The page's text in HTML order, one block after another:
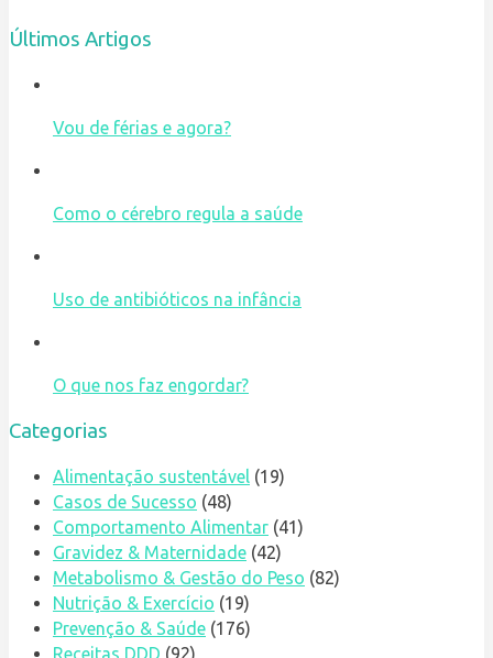
Últimos Artigos
Vou de férias e agora?
Como o cérebro regula a saúde
Uso de antibióticos na infância
O que nos faz engordar?
Categorias
Alimentação sustentável (19)
Casos de Sucesso (48)
Comportamento Alimentar (41)
Gravidez & Maternidade (42)
Metabolismo & Gestão do Peso (82)
Nutrição & Exercício (19)
Prevenção & Saúde (176)
Receitas DDD (92)